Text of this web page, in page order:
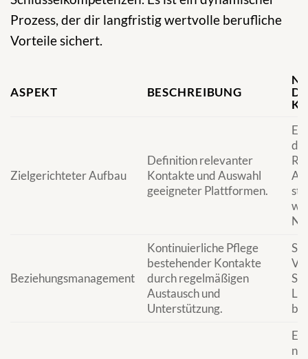
Prozess, der dir langfristig wertvolle berufliche
Vorteile sichert.
ASPEKT BESCHREIBUNG
Zielgerichteter Aufbau
Definition relevanter
Kontakte und Auswahl
geeigneter Plattformen.
Beziehungsmanagement
Kontinuierliche Pflege
bestehender Kontakte
durch regelmäßigen
Austausch und
Unterstützung.